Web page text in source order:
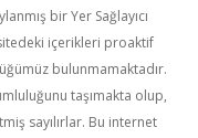
bir Yer Sağlayıcı
içerikleri proaktif
bulunmamaktadır.
taşımakta olup,
sayılırlar. Bu internet